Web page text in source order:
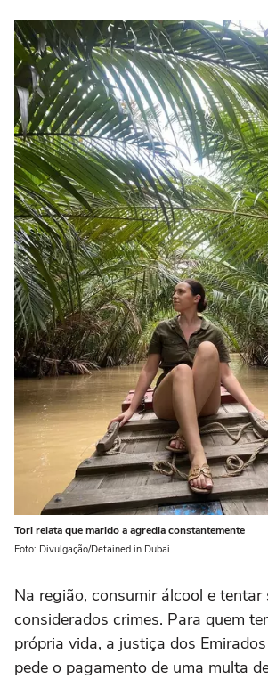
Tori relata que marido a agredia constantemente
Foto: Divulgação/Detained in Dubai
Na região, consumir álcool e tentar
considerados crimes. Para quem
própria vida, a justiça dos
pede o pagamento de uma multa